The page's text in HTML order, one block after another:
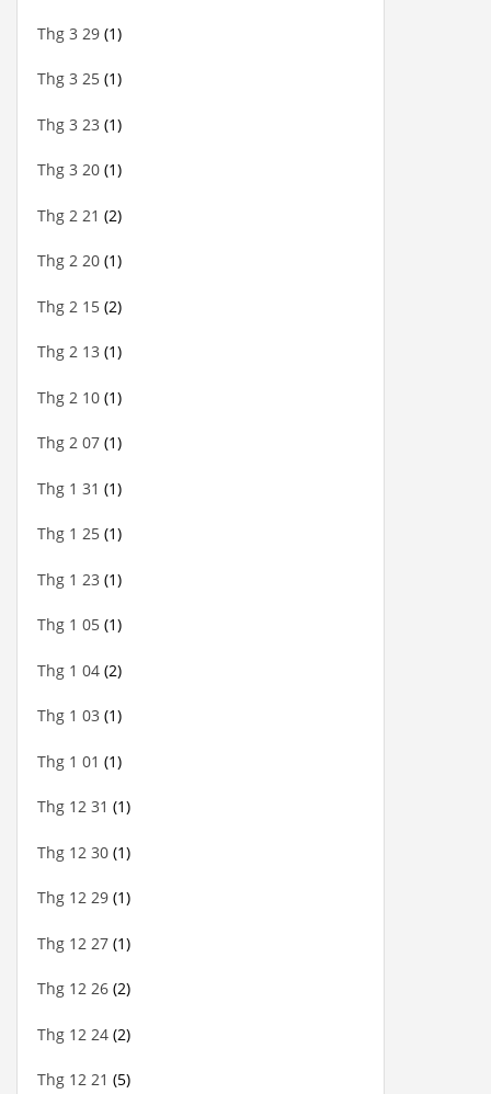
Thg 3 29 (1)
Thg 3 25 (1)
Thg 3 23 (1)
Thg 3 20 (1)
Thg 2 21 (2)
Thg 2 20 (1)
Thg 2 15 (2)
Thg 2 13 (1)
Thg 2 10 (1)
Thg 2 07 (1)
Thg 1 31 (1)
Thg 1 25 (1)
Thg 1 23 (1)
Thg 1 05 (1)
Thg 1 04 (2)
Thg 1 03 (1)
Thg 1 01 (1)
Thg 12 31 (1)
Thg 12 30 (1)
Thg 12 29 (1)
Thg 12 27 (1)
Thg 12 26 (2)
Thg 12 24 (2)
Thg 12 21 (5)